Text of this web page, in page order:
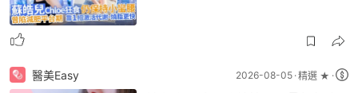
醫美Easy 2026-08-05 精選 ★